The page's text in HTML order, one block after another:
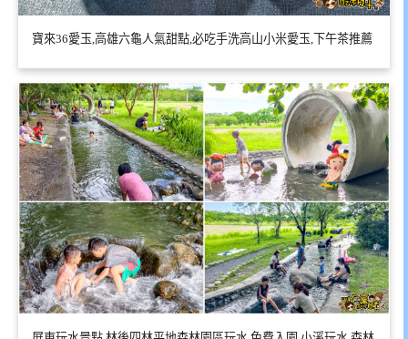
寶來36愛玉,高雄六龜人氣甜點,必吃手洗高山小米愛玉,下午茶推薦